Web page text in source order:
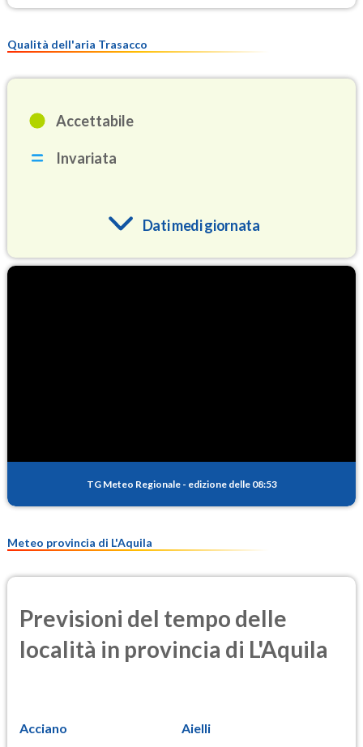
Qualità dell'aria Trasacco
Accettabile
Invariata
Dati medi giornata
PM25
TG Meteo Regionale - edizione delle 08:53
Meteo provincia di L'Aquila
Previsioni del tempo delle
località in provincia di L'Aquila
Acciano Aielli